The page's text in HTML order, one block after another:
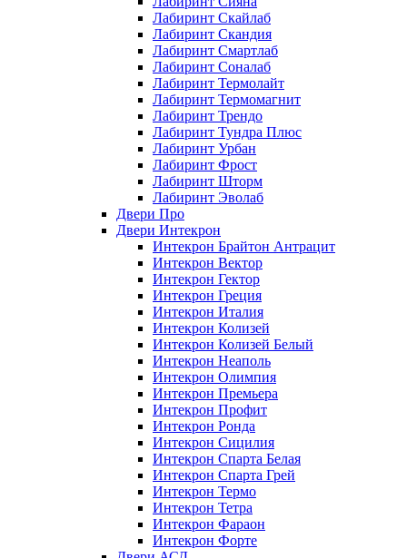
Лабиринт Скайлаб
Лабиринт Скандия
Лабиринт Смартлаб
Лабиринт Соналаб
Лабиринт Термолайт
Лабиринт Термомагнит
Лабиринт Трендо
Лабиринт Тундра Плюс
Лабиринт Урбан
Лабиринт Фрост
Лабиринт Шторм
Лабиринт Эволаб
Двери Про
Двери Интекрон
Интекрон Брайтон Антрацит
Интекрон Вектор
Интекрон Гектор
Интекрон Греция
Интекрон Италия
Интекрон Колизей
Интекрон Колизей Белый
Интекрон Неаполь
Интекрон Олимпия
Интекрон Премьера
Интекрон Профит
Интекрон Ронда
Интекрон Сицилия
Интекрон Спарта Белая
Интекрон Спарта Грей
Интекрон Термо
Интекрон Тетра
Интекрон Фараон
Интекрон Форте